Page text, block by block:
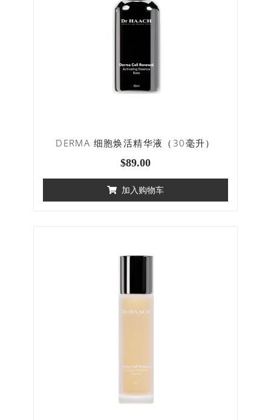
DERMA 细胞焕活精华液（30毫升）
$89.00
加入购物车